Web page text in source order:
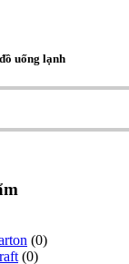
uống lạnh
(0)
(0)